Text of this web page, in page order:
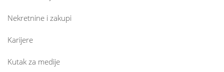
Nekretnine i zakupi
Karijere
Kutak za medije